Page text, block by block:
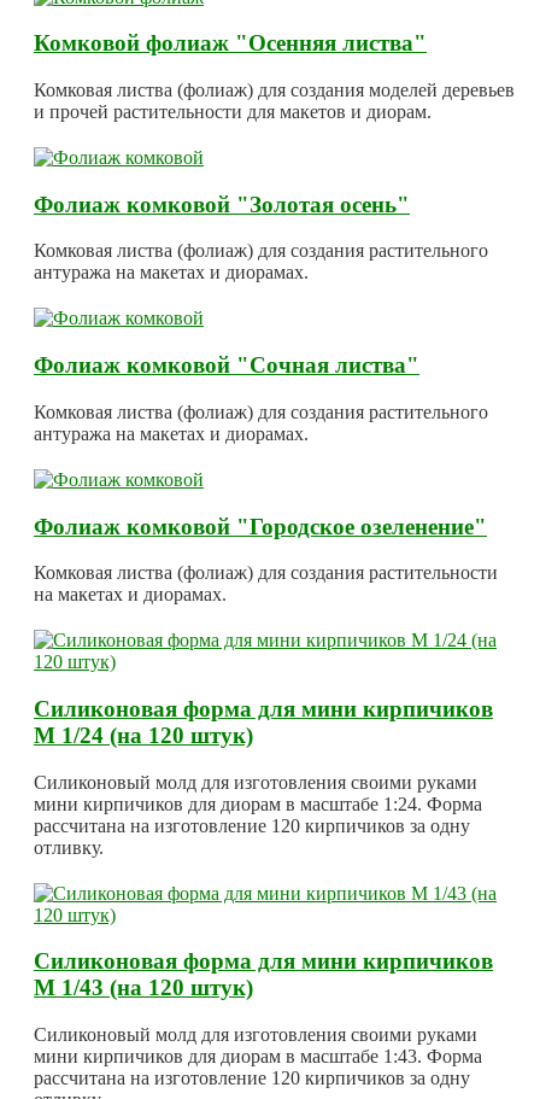
Комковой фолиаж "Осенняя листва"
Комковая листва (фолиаж) для создания моделей деревьев
и прочей растительности для макетов и диорам.
Фолиаж комковой "Золотая осень"
Комковая листва (фолиаж) для создания растительного
антуража на макетах и диорамах.
Фолиаж комковой "Сочная листва"
Комковая листва (фолиаж) для создания растительного
антуража на макетах и диорамах.
Фолиаж комковой "Городское озеленение"
Комковая листва (фолиаж) для создания растительности
на макетах и диорамах.
Силиконовая форма для мини кирпичиков
М 1/24 (на 120 штук)
Силиконовый молд для изготовления своими руками
мини кирпичиков для диорам в масштабе 1:24. Форма
рассчитана на изготовление 120 кирпичиков за одну
отливку.
Силиконовая форма для мини кирпичиков
М 1/43 (на 120 штук)
Силиконовый молд для изготовления своими руками
мини кирпичиков для диорам в масштабе 1:43. Форма
рассчитана на изготовление 120 кирпичиков за одну